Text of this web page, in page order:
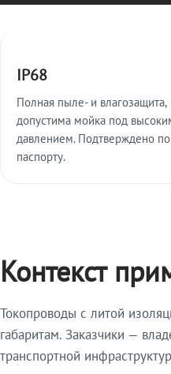
IP68
Полная пыле- и влагозащита,
допустима мойка под
давлением. Подтверждено по
паспорту.
Контекст
Токопроводы с литой
габаритам. Заказчики —
транспортной